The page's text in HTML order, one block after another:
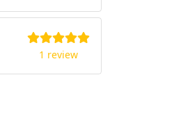
1 review